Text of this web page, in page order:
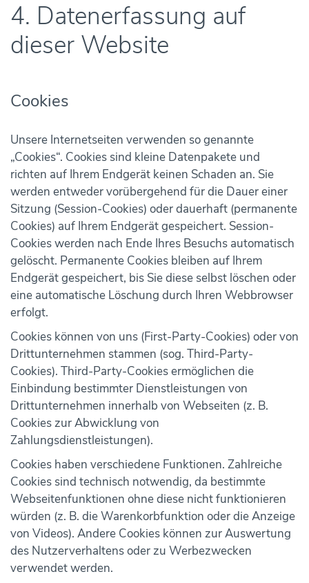
4. Datenerfassung auf
dieser Website
Cookies
Unsere Internetseiten verwenden so genannte
„Cookies“. Cookies sind kleine Datenpakete und
richten auf Ihrem Endgerät keinen Schaden an. Sie
werden entweder vorübergehend für die Dauer einer
Sitzung (Session-Cookies) oder dauerhaft (permanente
Cookies) auf Ihrem Endgerät gespeichert. Session-
Cookies werden nach Ende Ihres Besuchs automatisch
gelöscht. Permanente Cookies bleiben auf Ihrem
Endgerät gespeichert, bis Sie diese selbst löschen oder
eine automatische Löschung durch Ihren Webbrowser
erfolgt.
Cookies können von uns (First-Party-Cookies) oder von
Drittunternehmen stammen (sog. Third-Party-
Cookies). Third-Party-Cookies ermöglichen die
Einbindung bestimmter Dienstleistungen von
Drittunternehmen innerhalb von Webseiten (z. B.
Cookies zur Abwicklung von
Zahlungsdienstleistungen).
Cookies haben verschiedene Funktionen. Zahlreiche
Cookies sind technisch notwendig, da bestimmte
Webseitenfunktionen ohne diese nicht funktionieren
würden (z. B. die Warenkorbfunktion oder die Anzeige
von Videos). Andere Cookies können zur Auswertung
des Nutzerverhaltens oder zu Werbezwecken
verwendet werden.